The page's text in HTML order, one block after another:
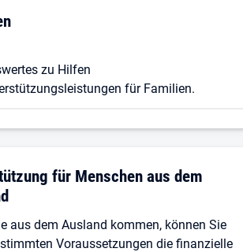
zu Hilfen
für Familien.
für Menschen aus dem
aus dem Ausland kommen, können Sie
Voraussetzungen die finanzielle